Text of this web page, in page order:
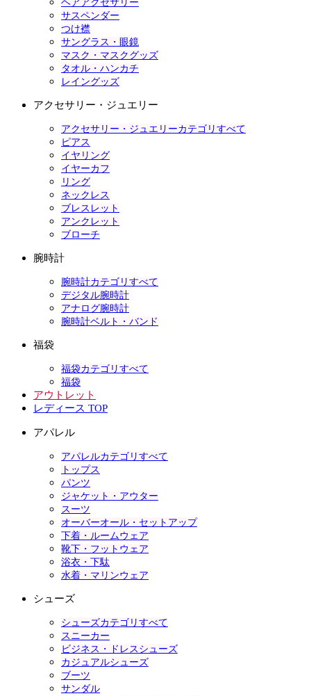
ヘアアクセサリー
サスペンダー
つけ襟
サングラス・眼鏡
マスク・マスクグッズ
タオル・ハンカチ
レイングッズ
アクセサリー・ジュエリー
アクセサリー・ジュエリーカテゴリすべて
ピアス
イヤリング
イヤーカフ
リング
ネックレス
ブレスレット
アンクレット
ブローチ
腕時計
腕時計カテゴリすべて
デジタル腕時計
アナログ腕時計
腕時計ベルト・バンド
福袋
福袋カテゴリすべて
福袋
アウトレット
レディース TOP
アパレル
アパレルカテゴリすべて
トップス
パンツ
ジャケット・アウター
スーツ
オーバーオール・セットアップ
下着・ルームウェア
靴下・フットウェア
浴衣・下駄
水着・マリンウェア
シューズ
シューズカテゴリすべて
スニーカー
ビジネス・ドレスシューズ
カジュアルシューズ
ブーツ
サンダル